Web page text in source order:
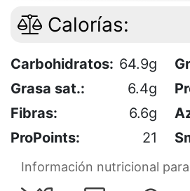
Calorías:
Carbohidratos: 64.9g
Grasa sat.:
6.4g
Fibras:
6.6g
ProPoints:
21
Información nutricional